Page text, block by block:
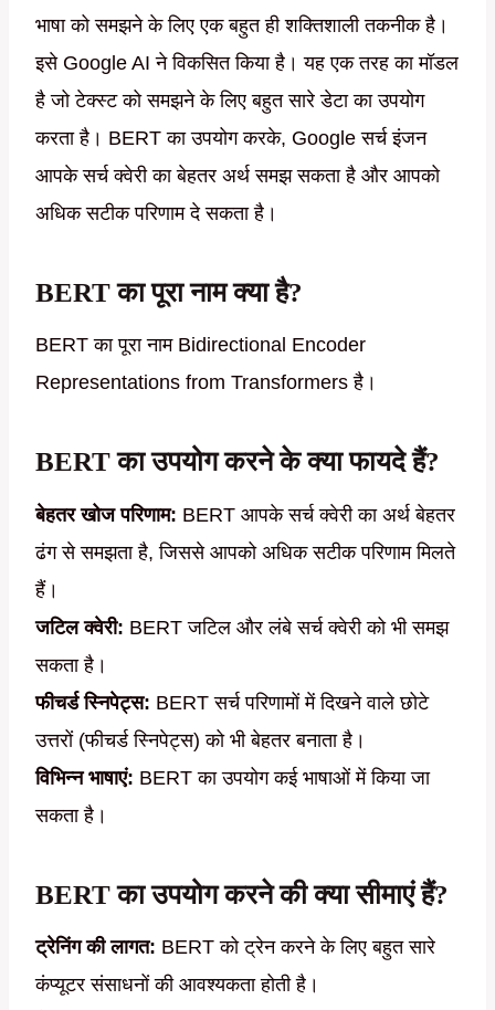
भाषा को समझने के लिए एक बहुत ही शक्तिशाली तकनीक है।
इसे Google AI ने विकसित किया है। यह एक तरह का मॉडल
है जो टेक्स्ट को समझने के लिए बहुत सारे डेटा का उपयोग
करता है। BERT का उपयोग करके, Google सर्च इंजन
आपके सर्च क्वेरी का बेहतर अर्थ समझ सकता है और आपको
अधिक सटीक परिणाम दे सकता है।
BERT का पूरा नाम क्या है?
BERT का पूरा नाम Bidirectional Encoder
Representations from Transformers है।
BERT का उपयोग करने के क्या फायदे हैं?
बेहतर खोज परिणाम: BERT आपके सर्च क्वेरी का अर्थ बेहतर
ढंग से समझता है, जिससे आपको अधिक सटीक परिणाम मिलते
हैं।
जटिल क्वेरी: BERT जटिल और लंबे सर्च क्वेरी को भी समझ
सकता है।
फीचर्ड स्निपेट्स: BERT सर्च परिणामों में दिखने वाले छोटे
उत्तरों (फीचर्ड स्निपेट्स) को भी बेहतर बनाता है।
विभिन्न भाषाएं: BERT का उपयोग कई भाषाओं में किया जा
सकता है।
BERT का उपयोग करने की क्या सीमाएं हैं?
ट्रेनिंग की लागत: BERT को ट्रेन करने के लिए बहुत सारे
कंप्यूटर संसाधनों की आवश्यकता होती है।